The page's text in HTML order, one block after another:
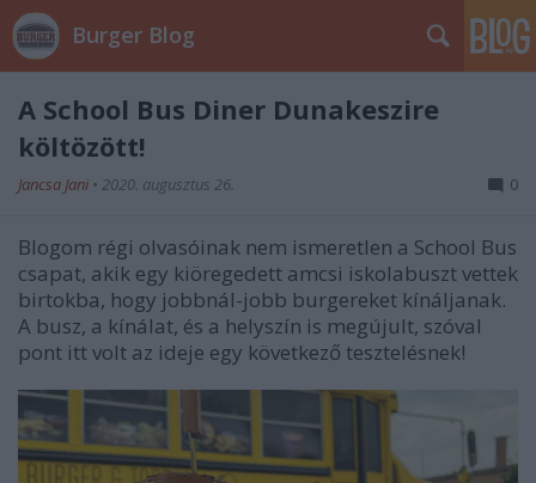
Burger Blog
A School Bus Diner Dunakeszire
költözött!
Jancsa Jani • 2020. augusztus 26. 0
Blogom régi olvasóinak nem ismeretlen a School Bus
csapat, akik egy kiöregedett amcsi iskolabuszt vettek
birtokba, hogy jobbnál-jobb burgereket kínáljanak.
A busz, a kínálat, és a helyszín is megújult, szóval
pont itt volt az ideje egy következő tesztelésnek!